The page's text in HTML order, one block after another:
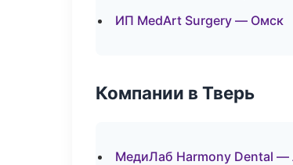
ИП MedArt Surgery — Омск
Компании в Тверь
МедиЛаб Harmony Dental —